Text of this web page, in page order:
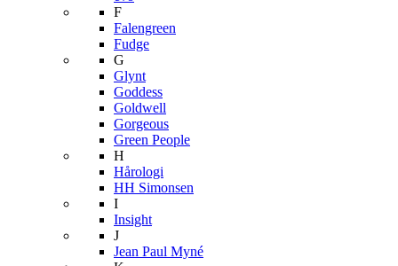
F
Falengreen
Fudge
G
Glynt
Goddess
Goldwell
Gorgeous
Green People
H
Hårologi
HH Simonsen
I
Insight
J
Jean Paul Myné